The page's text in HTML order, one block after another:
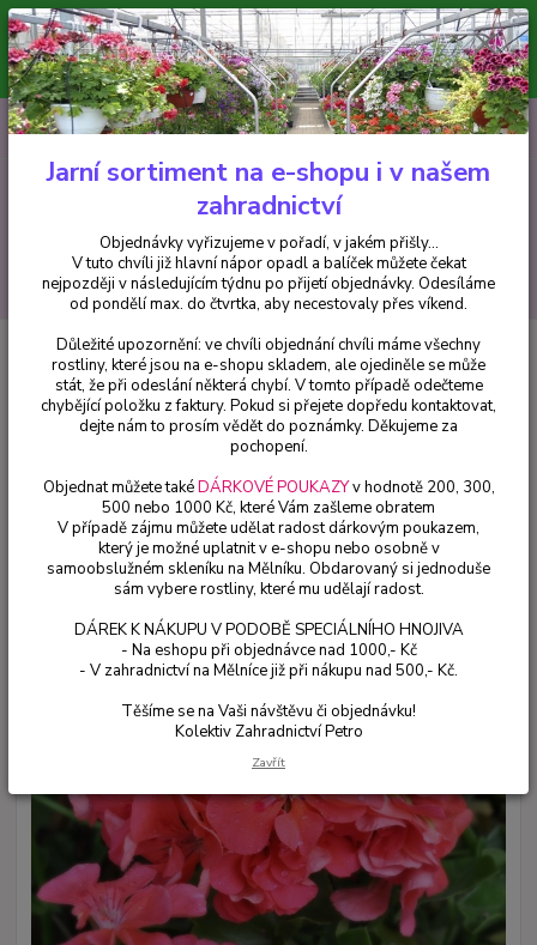
Minimální hodnota pro odeslání z e-shopu je 300 Kč.
V tuto chvíli již hlavní nápor objednávek opadl a balíček můžete čekat
nejpozději v následujícím týdnu po přijetí objednávky. Objednávky
vyřizujeme v pořadí, v jakém přišly...
CZK
Hledat
+420 602 223 614 0ks
za0 Kč
Pelargonie
Pelergónium peltátum Apricot (Apricot muškát převislý)
- 1 ks
Pelergónium peltátum Apricot
(Apricot muškát převislý) - 1 ks
Jarní sortiment na e-shopu i v našem
zahradnictví
Objednávky vyřizujeme v pořadí, v jakém přišly...
V tuto chvíli již hlavní nápor opadl a balíček můžete čekat
nejpozději v následujícím týdnu po přijetí objednávky. Odesíláme
od pondělí max. do čtvrtka, aby necestovaly přes víkend.
Důležité upozornění: ve chvíli objednání chvíli máme všechny
rostliny, které jsou na e-shopu skladem, ale ojediněle se může
stát, že při odeslání některá chybí. V tomto případě odečteme
chybějící položku z faktury. Pokud si přejete dopředu kontaktovat,
dejte nám to prosím vědět do poznámky. Děkujeme za
pochopení.
Objednat můžete takéDÁRKOVÉ POUKAZYv hodnotě 200, 300,
500 nebo 1000 Kč, které Vám zašleme obratem
V případě zájmu můžete udělat radost dárkovým poukazem,
který je možné uplatnit v e-shopu nebo osobně v
samoobslužném skleníku na Mělníku. Obdarovaný si jednoduše
sám vybere rostliny, které mu udělají radost.
DÁREK K NÁKUPU V PODOBĚ SPECIÁLNÍHO HNOJIVA
- Na eshopu při objednávce nad 1000,- Kč
- V zahradnictví na Mělníce již při nákupu nad 500,- Kč.
Těšíme se na Vaši návštěvu či objednávku!
Kolektiv Zahradnictví Petro
Zavřít